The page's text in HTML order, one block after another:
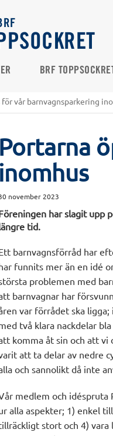
BRF TOPPSOCKRET
vår barnvagnsparkering
Portarna
inomhus
november 2023
har slagit upp
tid.
barnvagnsförråd har
funnits mer än en idé
problemen med
barnvagnar har
var förrådet ska
två klara nackdelar
komma åt sin och att vi
att ta delar av nedre
och sannolikt då inte
medlem och idéspruta
alla aspekter; 1) enkel
stort och 4) vara